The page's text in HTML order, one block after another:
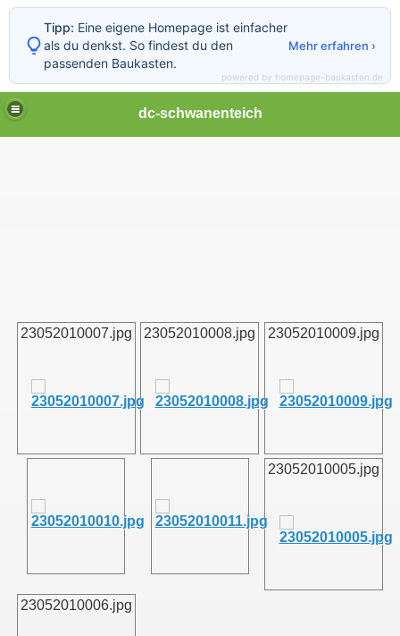
dc-schwanenteich
23052010007.jpg 23052010008.jpg 23052010009.jpg
23052010005.jpg
23052010006.jpg
Tipp: Eine eigene Homepage ist einfacher
als du denkst. So findest du den
passenden Baukasten.
Mehr erfahren ›
powered by homepage-baukasten.de